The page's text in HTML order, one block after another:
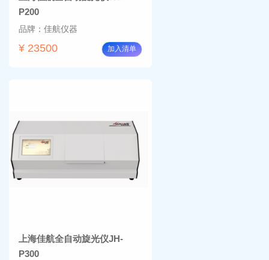
P200
品牌：佳航仪器
¥ 23500 加入清单
上海佳航全自动旋光仪JH-
P300